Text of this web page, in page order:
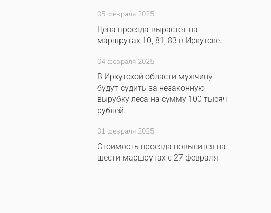
05 февраля 2025
Цена проезда вырастет на
маршрутах 10, 81, 83 в Иркутске.
04 февраля 2025
В Иркутской области мужчину
будут судить за незаконную
вырубку леса на сумму 100 тысяч
рублей.
01 февраля 2025
Стоимость проезда повысится на
шести маршрутах с 27 февраля